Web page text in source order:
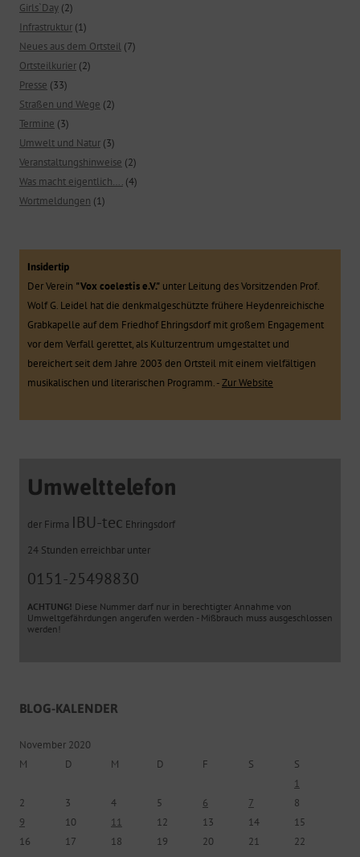
Girls`Day (2)
Infrastruktur (1)
Neues aus dem Ortsteil (7)
Ortsteilkurier (2)
Presse (33)
Straßen und Wege (2)
Termine (3)
Umwelt und Natur (3)
Veranstaltungshinweise (2)
Was macht eigentlich…. (4)
Wortmeldungen (1)
Insidertip
Der Verein "Vox coelestis e.V." unter Leitung des Vorsitzenden Prof.
Wolf G. Leidel hat die denkmalgeschützte frühere Heydenreichische
Grabkapelle auf dem Friedhof Ehringsdorf mit großem Engagement
vor dem Verfall gerettet, als Kulturzentrum umgestaltet und
bereichert seit dem Jahre 2003 den Ortsteil mit einem vielfältigen
musikalischen und literarischen Programm. -Zur Website
Umwelttelefon
der Firma IBU-tec Ehringsdorf
24 Stunden erreichbar unter
0151-25498830
ACHTUNG! Diese Nummer darf nur in berechtigter Annahme von
Umweltgefährdungen angerufen werden - Mißbrauch muss ausgeschlossen
werden!
BLOG-KALENDER
November 2020
M
D M D F S
S
1
2
3 4 5 6 7
8
9
10 11 12 13 14
15
16
17 18 19 20 21
22